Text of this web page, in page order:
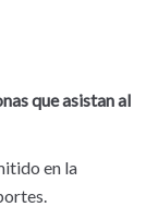
que asistan al
en la